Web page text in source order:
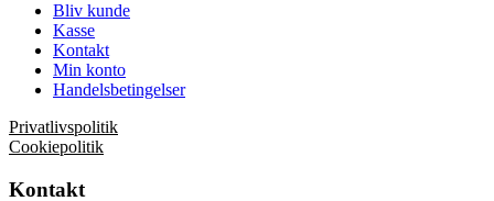
Bliv kunde
Kasse
Kontakt
Min konto
Handelsbetingelser
Privatlivspolitik
Cookiepolitik
Kontakt